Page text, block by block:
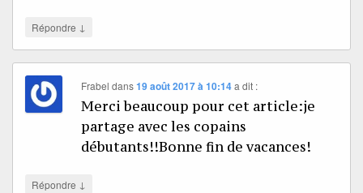
Répondre ↓
Frabel dans19 août 2017 à 10:14 a dit :
Merci beaucoup pour cet article:je
partage avec les copains
débutants!!Bonne fin de vacances!
Répondre ↓